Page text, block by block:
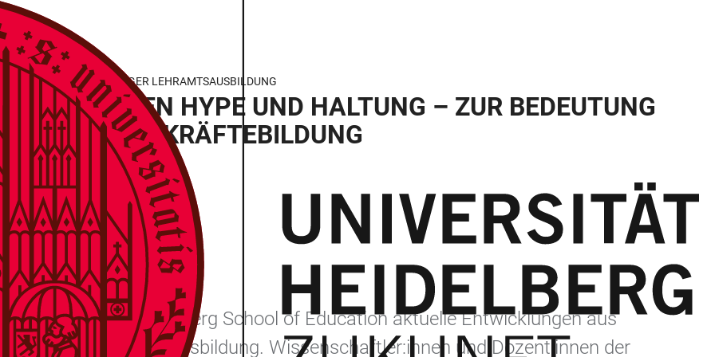
AUS DER HEIDELBERGER LEHRAMTSAUSBILDUNG
ZWISCHEN HYPE UND HALTUNG – ZUR BEDEUTUNG
IN DER LEHRKRÄFTEBILDUNG
präsentiert die Heidelberg School of Education aktuelle Entwicklungen aus
Thema Lehramtsausbildung. Wissenschaftler:innen und Dozent:innen der